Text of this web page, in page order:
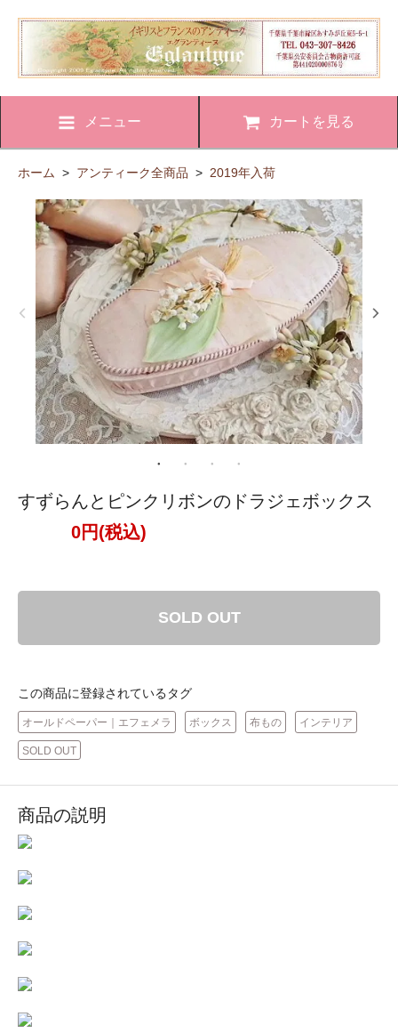
メニュー カートを見る
ホーム > アンティーク全商品 > 2019年入荷
すずらんとピンクリボンのドラジェボックス
0円(税込)
SOLD OUT
この商品に登録されているタグ
オールドペーパー｜エフェメラ ボックス 布もの インテリア
SOLD OUT
商品の説明